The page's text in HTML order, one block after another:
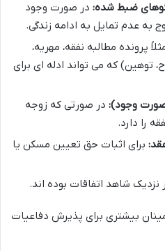
ضبط شده: در صورت وجود
به عدم تمایل به ادامه زندگی.
پرونده مطالبه نفقه، مهریه،
که می تواند ادله ای برای
وجود): در صورتی که زوجه
را دارد.
برای اثبات حق تعیین مسکن یا
نزدیک شاهد اتفاقات بوده اند.
بیشتری برای پذیرش دفاعیات